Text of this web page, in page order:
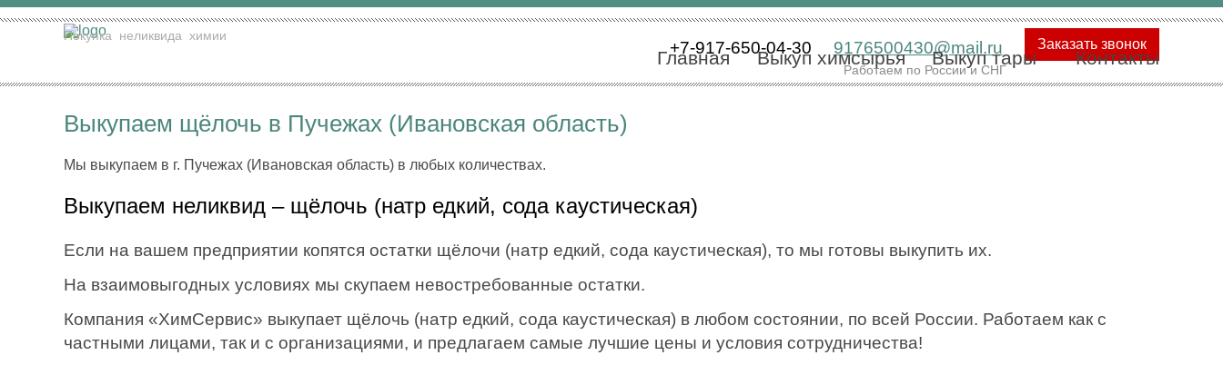
Покупка неликвида химии
+7-917-650-04-30 9176500430@mail.ru
Работаем по России и СНГ
Заказать звонок
Главная Выкуп химсырья Выкуп тары Контакты
Выкупаем щёлочь в Пучежах (Ивановская область)
Мы выкупаем в г. Пучежах (Ивановская область) в любых количествах.
Выкупаем неликвид – щёлочь (натр едкий, сода каустическая)
Если на вашем предприятии копятся остатки щёлочи (натр едкий, сода каустическая), то мы готовы выкупить их.
На взаимовыгодных условиях мы скупаем невостребованные остатки.
Компания «ХимСервис» выкупает щёлочь (натр едкий, сода каустическая) в любом состоянии, по всей России. Работаем как с
частными лицами, так и с организациями, и предлагаем самые лучшие цены и условия сотрудничества!